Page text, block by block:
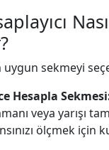
uygun sekmeyi
Hesapla
veya yarışı
ölçmek için